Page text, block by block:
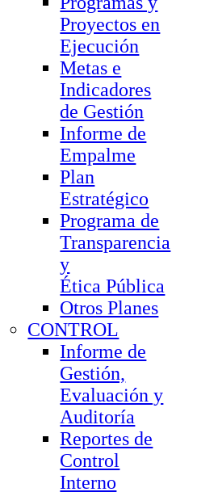
Proyectos en
Ejecución
Metas e
Indicadores
de Gestión
Informe de
Empalme
Plan
Estratégico
Programa de
Transparencia
y
Ética Pública
Otros Planes
CONTROL
Informe de
Gestión,
Evaluación y
Auditoría
Reportes de
Control
Interno